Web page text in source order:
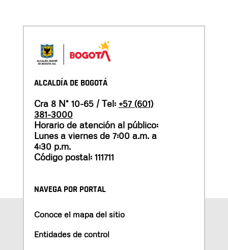
ALCALDÍA DE BOGOTÁ
Cra 8 N° 10-65 / Tel: +57 (601)
381-3000
Horario de atención al público:
Lunes a viernes de 7:00 a.m. a
4:30 p.m.
Código postal: 111711
NAVEGA POR PORTAL
Conoce el mapa del sitio
Entidades de control